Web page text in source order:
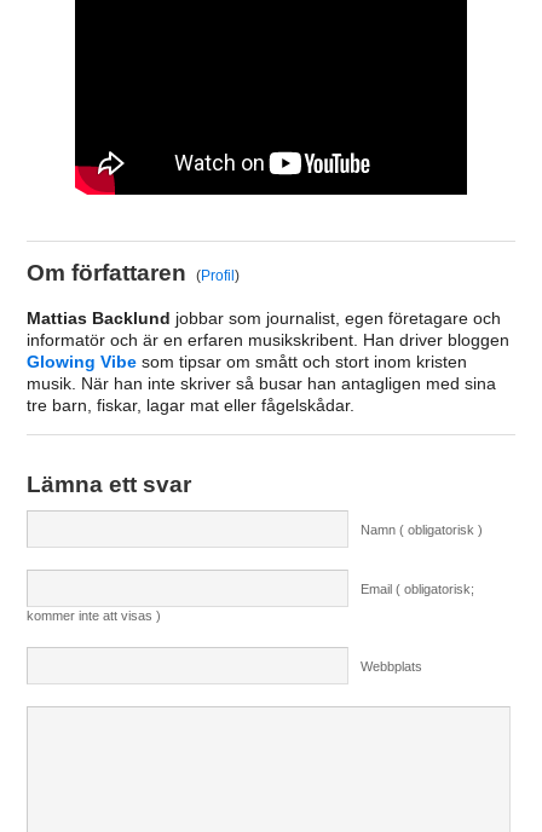
Om författaren (Profil )
Mattias Backlund jobbar som journalist, egen företagare och
informatör och är en erfaren musikskribent. Han driver bloggen
Glowing Vibesom tipsar om smått och stort inom kristen
musik. När han inte skriver så busar han antagligen med sina
tre barn, fiskar, lagar mat eller fågelskådar.
Lämna ett svar
Namn ( obligatorisk )
Email ( obligatorisk;
kommer inte att visas )
Webbplats